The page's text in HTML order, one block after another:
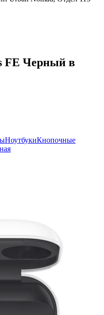
FE Черный в
НоутбукиКнопочные